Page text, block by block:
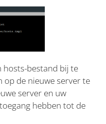
hosts-bestand bij te
op de nieuwe server te
server en uw
hebben tot de